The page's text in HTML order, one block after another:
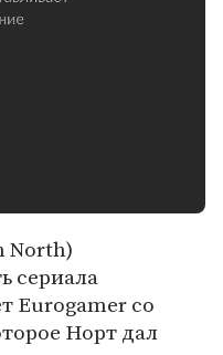
North)
сериала
Eurogamer со
Норт дал